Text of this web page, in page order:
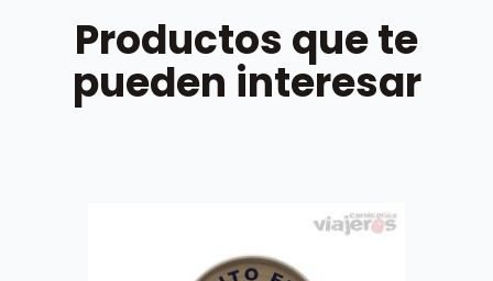
Productos que te
pueden interesar